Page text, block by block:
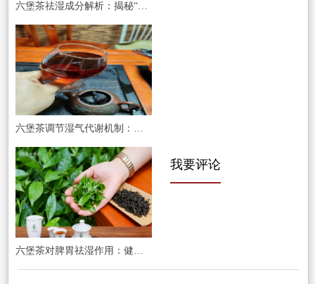
六堡茶祛湿成分解析：揭秘“金花”与微生物的合力奥秘
六堡茶调节湿气代谢机制：不仅仅是利尿，更是对脾胃与肠道的深度调理
六堡茶对脾胃祛湿作用：健脾温胃，从根源告别困倦沉重
我要评论